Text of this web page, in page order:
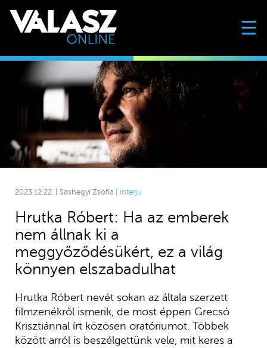
☰
2023.12.22. | Sashegyi Zsófia | Interjú
Hrutka Róbert: Ha az emberek
nem állnak ki a
meggyőződésükért, ez a világ
könnyen elszabadulhat
Hrutka Róbert nevét sokan az általa szerzett
filmzenékről ismerik, de most éppen Grecsó
Krisztiánnal írt közösen oratóriumot. Többek
között arról is beszélgettünk vele, mit keres a